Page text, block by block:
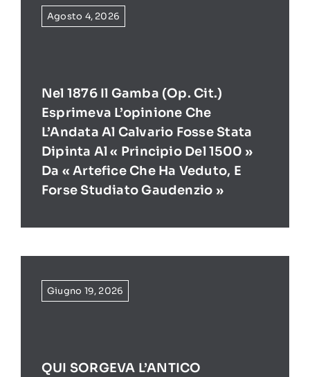
Agosto 4, 2026
Nel 1876 Il Gamba (op. Cit.)
Esprimeva L’opinione Che
L’Andata Al Calvario Fosse Stata
Dipinta Al « Principio Del 1500 »
Da « Artefice Che Ha Veduto, E
Forse Studiato Gaudenzio »
Giugno 19, 2026
QUI SORGEVA L’ANTICO